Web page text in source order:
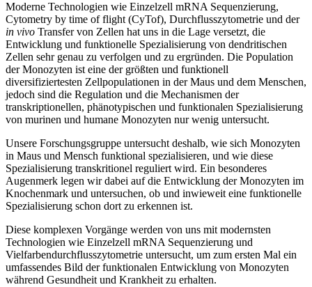
Moderne Technologien wie Einzelzell mRNA Sequenzierung,
Cytometry by time of flight (CyTof), Durchflusszytometrie und der
in vivo Transfer von Zellen hat uns in die Lage versetzt, die
Entwicklung und funktionelle Spezialisierung von dendritischen
Zellen sehr genau zu verfolgen und zu ergründen. Die Population
der Monozyten ist eine der größten und funktionell
diversifiziertesten Zellpopulationen in der Maus und dem Menschen,
jedoch sind die Regulation und die Mechanismen der
transkriptionellen, phänotypischen und funktionalen Spezialisierung
von murinen und humane Monozyten nur wenig untersucht.
Unsere Forschungsgruppe untersucht deshalb, wie sich Monozyten
in Maus und Mensch funktional spezialisieren, und wie diese
Spezialisierung transkritionel reguliert wird. Ein besonderes
Augenmerk legen wir dabei auf die Entwicklung der Monozyten im
Knochenmark und untersuchen, ob und inwieweit eine funktionelle
Spezialisierung schon dort zu erkennen ist.
Diese komplexen Vorgänge werden von uns mit modernsten
Technologien wie Einzelzell mRNA Sequenzierung und
Vielfarbendurchflusszytometrie untersucht, um zum ersten Mal ein
umfassendes Bild der funktionalen Entwicklung von Monozyten
während Gesundheit und Krankheit zu erhalten.